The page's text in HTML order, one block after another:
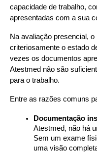
capacidade de trabalho,
apresentadas com a sua
Na avaliação presencial,
criteriosamente o estado
vezes os documentos
Atestmed não são
para o trabalho.
Entre as razões comuns
Documentação
Atestmed, não há
Sem um exame
uma visão